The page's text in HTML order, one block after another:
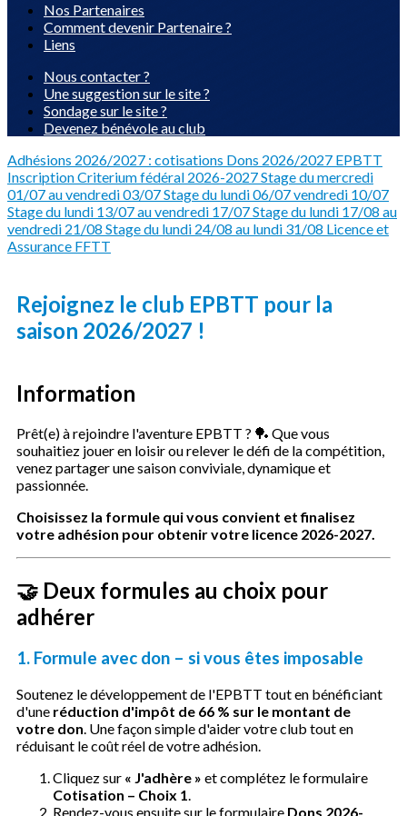
Nos Partenaires
Comment devenir Partenaire ?
Liens
Nous contacter ?
Une suggestion sur le site ?
Sondage sur le site ?
Devenez bénévole au club
Adhésions 2026/2027 : cotisations Dons 2026/2027 EPBTT
Inscription Criterium fédéral 2026-2027Stage du mercredi
01/07 au vendredi 03/07Stage du lundi 06/07 vendredi 10/07
Stage du lundi 13/07 au vendredi 17/07Stage du lundi 17/08 au
vendredi 21/08 Stage du lundi 24/08 au lundi 31/08 Licence et
Assurance FFTT
Rejoignez le club EPBTT pour la
saison 2026/2027 !
Information
Prêt(e) à rejoindre l'aventure EPBTT ? 🏓 Que vous
souhaitiez jouer en loisir ou relever le défi de la compétition,
venez partager une saison conviviale, dynamique et
passionnée.
Choisissez la formule qui vous convient et finalisez
votre adhésion pour obtenir votre licence 2026-2027.
🤝 Deux formules au choix pour
adhérer
1. Formule avec don – si vous êtes imposable
Soutenez le développement de l'EPBTT tout en bénéficiant
d'une réduction d'impôt de 66 % sur le montant de
votre don . Une façon simple d'aider votre club tout en
réduisant le coût réel de votre adhésion.
Cliquez sur « J'adhère » et complétez le formulaire
Cotisation – Choix 1
Rendez-vous ensuite sur le formulaire Dons 2026-